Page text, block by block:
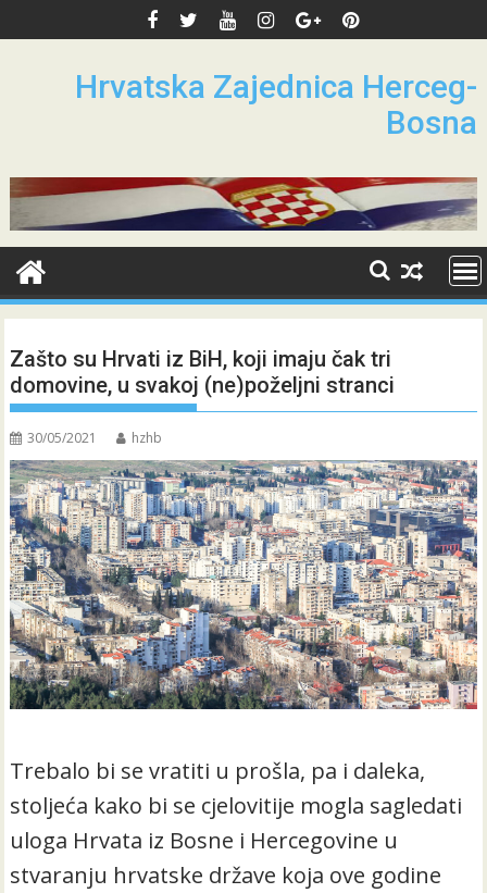
to
Hrvatska Zajednica Herceg-
Bosna
Zašto su Hrvati iz BiH, koji imaju čak tri
domovine, u svakoj (ne)poželjni stranci
30/05/2021 hzhb
Trebalo bi se vratiti u prošla, pa i daleka,
stoljeća kako bi se cjelovitije mogla sagledati
uloga Hrvata iz Bosne i Hercegovine u
stvaranju hrvatske države koja ove godine